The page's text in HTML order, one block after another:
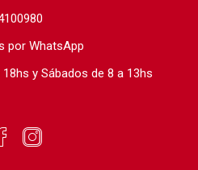
por WhatsApp
y Sábados de 8 a 13hs